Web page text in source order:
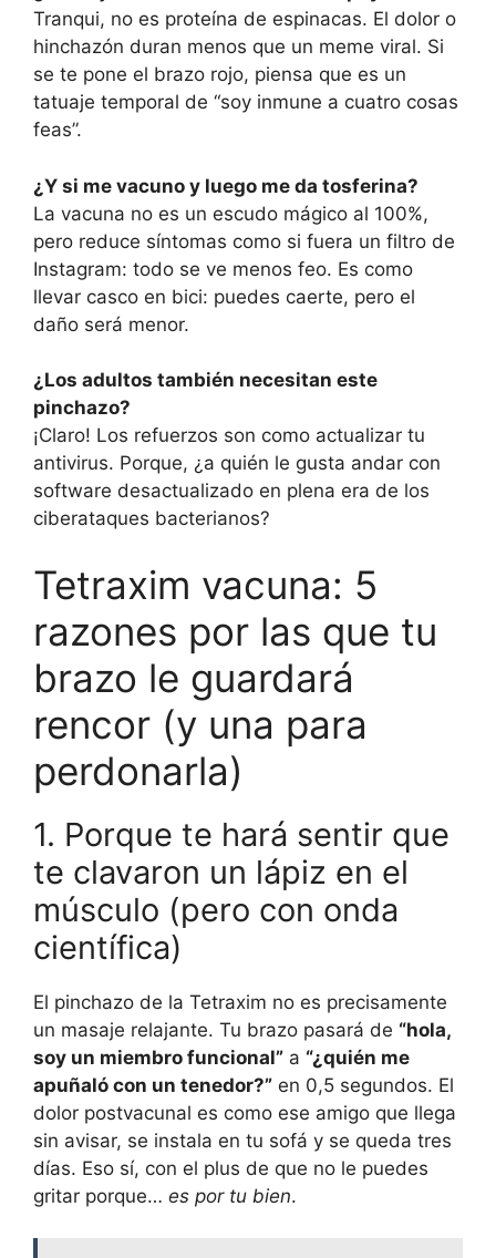
Tranqui, no es proteína de espinacas. El dolor o
hinchazón duran menos que un meme viral. Si
se te pone el brazo rojo, piensa que es un
tatuaje temporal de “soy inmune a cuatro cosas
feas”.
¿Y si me vacuno y luego me da tosferina?
La vacuna no es un escudo mágico al 100%,
pero reduce síntomas como si fuera un filtro de
Instagram: todo se ve menos feo. Es como
llevar casco en bici: puedes caerte, pero el
daño será menor.
¿Los adultos también necesitan este
pinchazo?
¡Claro! Los refuerzos son como actualizar tu
antivirus. Porque, ¿a quién le gusta andar con
software desactualizado en plena era de los
ciberataques bacterianos?
Tetraxim vacuna: 5
razones por las que tu
brazo le guardará
rencor (y una para
perdonarla)
1. Porque te hará sentir que
te clavaron un lápiz en el
músculo (pero con onda
científica)
El pinchazo de la Tetraxim no es precisamente
un masaje relajante. Tu brazo pasará de “hola,
soy un miembro funcional” a “¿quién me
apuñaló con un tenedor?” en 0,5 segundos. El
dolor postvacunal es como ese amigo que llega
sin avisar, se instala en tu sofá y se queda tres
días. Eso sí, con el plus de que no le puedes
gritar porque… es por tu bien.